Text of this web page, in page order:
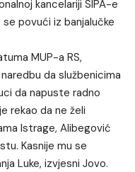
kancelariji SIPA-e
povući iz banjalučke
MUP-a RS,
da službenicima
da napuste radno
rekao da ne želi
Istrage, Alibegović
Kasnije mu se
Luke, izvjesni Jovo.